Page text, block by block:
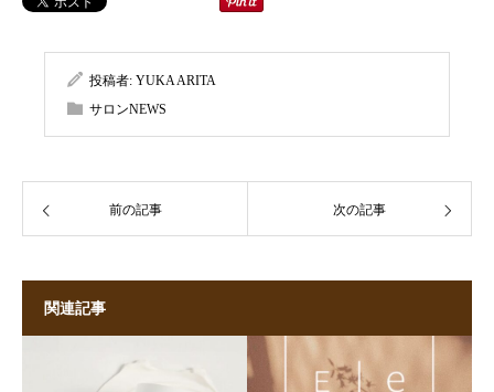
投稿者: YUKA ARITA
サロンNEWS
前の記事 次の記事
関連記事